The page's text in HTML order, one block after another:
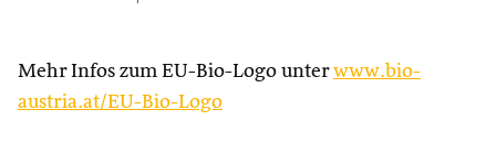
Mehr Infos zum EU-Bio-Logo unterwww.bio-
austria.at/EU-Bio-Logo